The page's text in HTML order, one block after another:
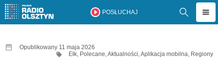
POSŁUCHAJ
Opublikowany 11 maja 2026
Ełk, Polecane,Aktualności,Aplikacja mobilna, Regiony